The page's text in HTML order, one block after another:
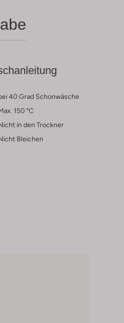
40 Grad Schonwäsche
150 °C
in den Trockner
Bleichen